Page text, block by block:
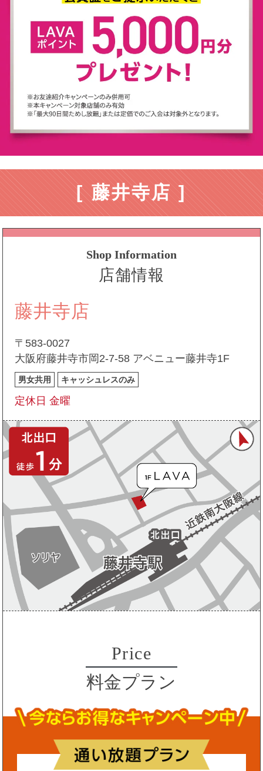
[ 藤井寺店 ]
Shop Information
店舗情報
藤井寺店
〒583-0027
大阪府藤井寺市岡2-7-58 アベニュー藤井寺1F
男女共用 キャッシュレスのみ
定休日 金曜
Price
料金プラン